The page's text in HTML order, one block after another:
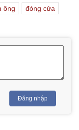
ông đóng cửa
Đăng nhập